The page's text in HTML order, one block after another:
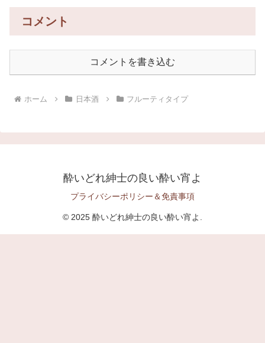
コメント
コメントを書き込む
ホーム 日本酒 フルーティタイプ
酔いどれ紳士の良い酔い宵よ
プライバシーポリシー＆免責事項
© 2025 酔いどれ紳士の良い酔い宵よ.